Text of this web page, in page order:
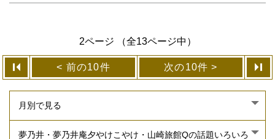
2ページ （全13ページ中）
前の10件 次の10件